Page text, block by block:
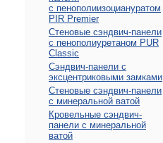
с пенополиизоциануратом
PIR Premier
Стеновые сэндвич-панели
с пенополиуретаном PUR
Classic
Сэндвич-панели с
эксцентриковыми замками
Стеновые сэндвич-панели
с минеральной ватой
Кровельные сэндвич-
панели с минеральной
ватой